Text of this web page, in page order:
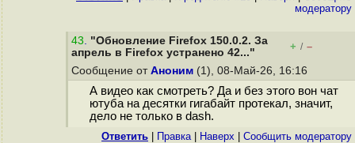
модератору
43. "Обновление Firefox 150.0.2. За
апрель в Firefox устранено 42..."
+ / –
Сообщение от Аноним (1), 08-Май-26, 16:16
А видео как смотреть? Да и без этого вон чат
ютуба на десятки гигабайт протекал, значит,
дело не только в dash.
Ответить Правка| Наверх Cообщить модератору